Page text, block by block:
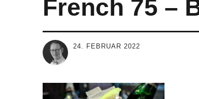
French 75 –
24. FEBRUAR 2022